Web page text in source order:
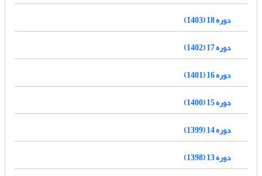
دوره 18 (1403)
دوره 17 (1402)
دوره 16 (1401)
دوره 15 (1400)
دوره 14 (1399)
دوره 13 (1398)